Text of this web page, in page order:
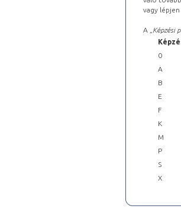
vagy
A „ Képzési
0
A
B
E
F
K
M
P
S
X